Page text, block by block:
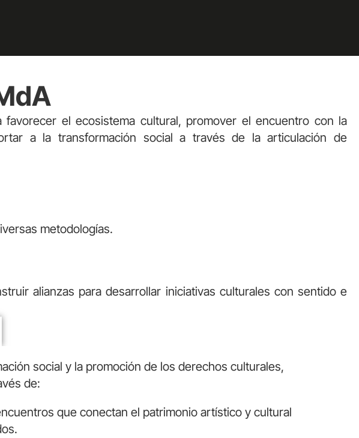
favorecer el ecosistema cultural, promover el encuentro con la
a la transformación social a través de la articulación de
metodologías.
alianzas para desarrollar iniciativas culturales con sentido e
social y la promoción de los derechos culturales,
de:
que conectan el patrimonio artístico y cultural